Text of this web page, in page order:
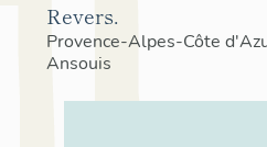
Revers.
Provence-Alpes-Côte
Ansouis